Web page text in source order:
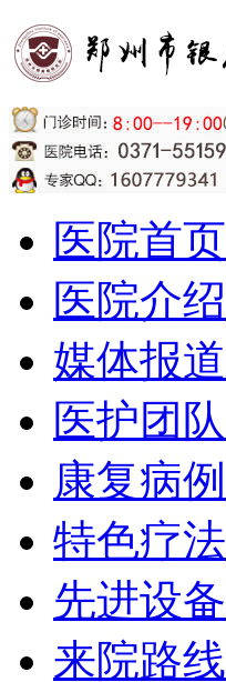
医院首页
医院介绍
媒体报道
医护团队
康复病例
特色疗法
先进设备
来院路线